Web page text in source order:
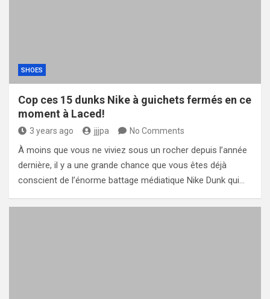
SHOES
Cop ces 15 dunks Nike à guichets fermés en ce
moment à Laced!
3 years ago jjjpa No Comments
À moins que vous ne viviez sous un rocher depuis l’année
dernière, il y a une grande chance que vous êtes déjà
conscient de l’énorme battage médiatique Nike Dunk qui…